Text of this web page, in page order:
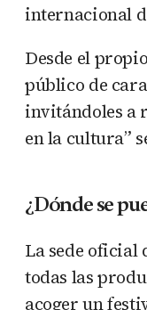
internacional
Desde el
público de
invitándoles a
en la cultura”
¿Dónde se
La sede oficial
todas las
acoger un